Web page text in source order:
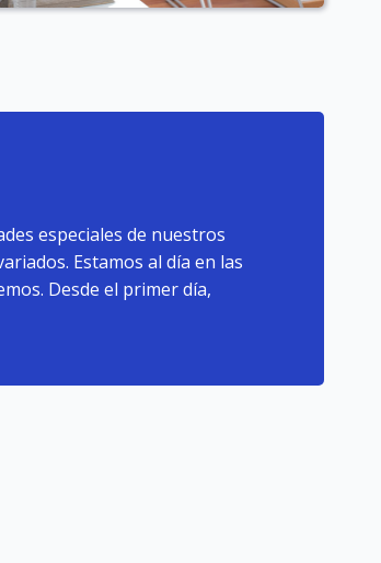
especiales de nuestros
Estamos al día en las
Desde el primer día,